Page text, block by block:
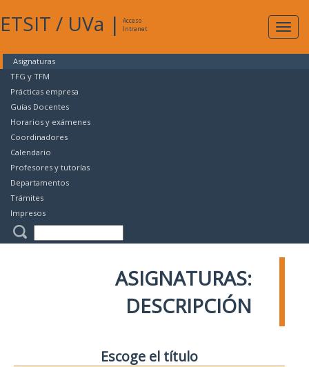
ETSIT / UVa |
Acceso
Intranet
Asignaturas
TFG y TFM
Prácticas empresa
Guías Docentes
Horarios y exámenes
Coordinadores
Calendario
Profesores y tutorías
Departamentos
Trámites
Impresos
ASIGNATURAS:
DESCRIPCIÓN
Escoge el título